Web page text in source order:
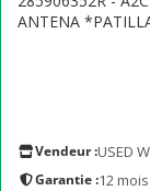
ANTENA
Vendeur :USED
Garantie :12 mois